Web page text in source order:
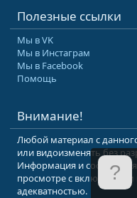
Полезные ссылки
Мы в VK
Мы в Инстаграм
Мы в Facebook
Помощь
Внимание!
Любой материал с
или видоизменять без
Информация и
просмотре с включенным
адекватностью.